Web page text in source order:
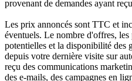
provenant de demandes ayant
Les prix annoncés sont TTC et
éventuels. Le nombre d'offres,
potentielles et la disponibilité des
depuis votre dernière visite sur
reçu des communications
des e-mails, des campagnes en